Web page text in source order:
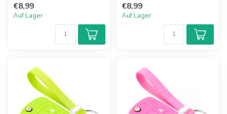
€8,99
Auf Lager
€8,99
Auf Lager